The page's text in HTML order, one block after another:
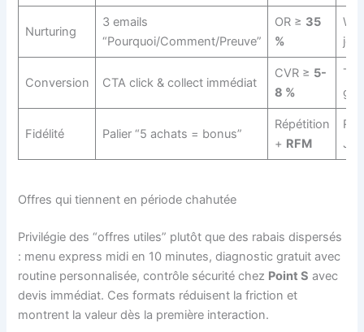
Nurturing
3 emails
“Pourquoi/Comment/Preuve”
OR ≥ 35
%
Conversion CTA click & collect immédiat
CVR ≥ 5-
8 %
Fidélité Palier “5 achats = bonus”
Répétition
+ RFM
Offres qui tiennent en période chahutée
Privilégie des “offres utiles” plutôt que des rabais dispersés
: menu express midi en 10 minutes, diagnostic gratuit avec
routine personnalisée, contrôle sécurité chez Point S avec
devis immédiat. Ces formats réduisent la friction et
montrent la valeur dès la première interaction.